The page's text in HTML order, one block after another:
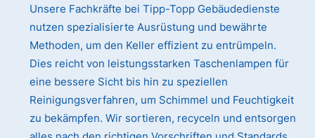
Unsere Fachkräfte bei Tipp-Topp Gebäudedienste
nutzen spezialisierte Ausrüstung und bewährte
Methoden, um den Keller effizient zu entrümpeln.
Dies reicht von leistungsstarken Taschenlampen für
eine bessere Sicht bis hin zu speziellen
Reinigungsverfahren, um Schimmel und Feuchtigkeit
zu bekämpfen. Wir sortieren, recyceln und entsorgen